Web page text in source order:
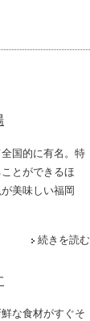
国的に有名。特
とができるほ
美味しい福岡
続きを読む
な食材がすぐそ